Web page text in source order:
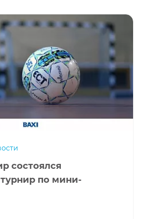
состоялся
по мини-